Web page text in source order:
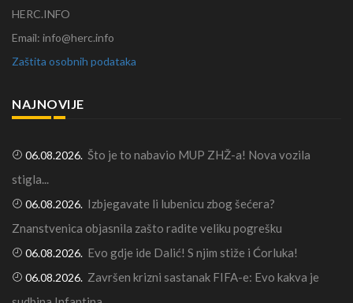
HERC.INFO
Email: info@herc.info
Zaštita osobnih podataka
NAJNOVIJE
06.08.2026. Što je to nabavio MUP ZHŽ-a! Nova vozila
stigla...
06.08.2026. Izbjegavate li lubenicu zbog šećera?
Znanstvenica objasnila zašto radite veliku pogrešku
06.08.2026. Evo gdje ide Dalić! S njim stiže i Ćorluka!
06.08.2026. Završen krizni sastanak FIFA-e: Evo kakva je